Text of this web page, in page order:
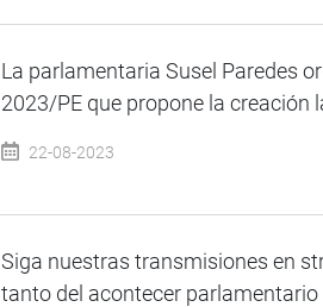
La parlamentaria Susel Paredes
2023/PE que propone la creación
22-08-2023
Siga nuestras transmisiones en
tanto del acontecer